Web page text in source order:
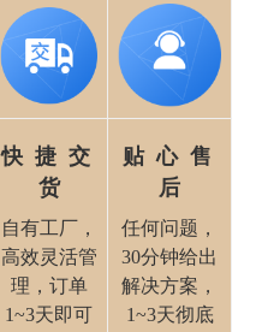
快 捷 交
货
自有工厂，
高效灵活管
理，订单
1~3天即可
贴 心 售
后
任何问题，
30分钟给出
解决方案，
1~3天彻底